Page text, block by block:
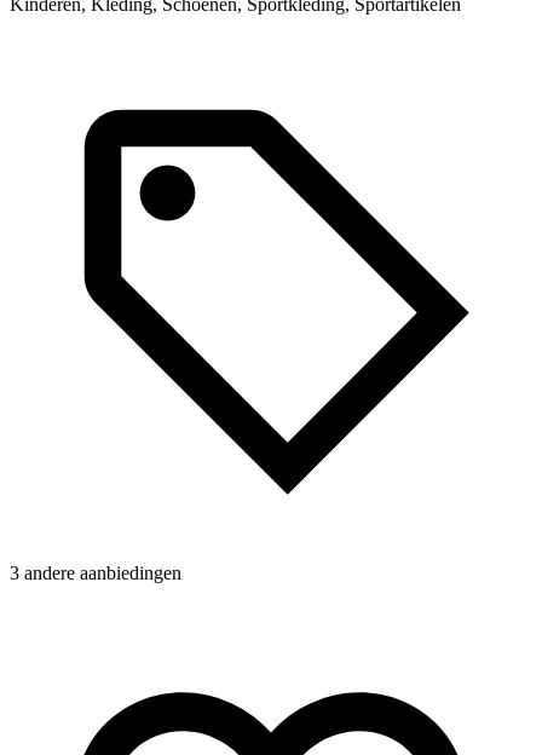
Kinderen, Kleding, Schoenen, Sportkleding, Sportartikelen
3 andere aanbiedingen